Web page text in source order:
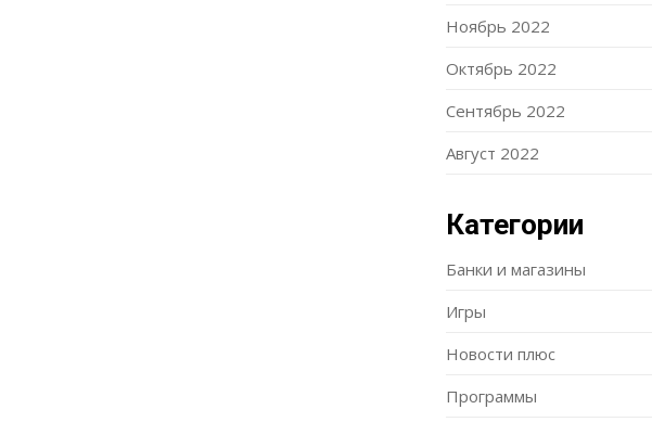
Ноябрь 2022
Октябрь 2022
Сентябрь 2022
Август 2022
Категории
Банки и магазины
Игры
Новости плюс
Программы